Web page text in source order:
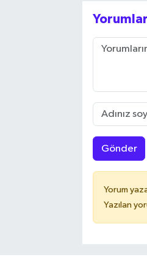
Yorumlar
Gönder
Yorum
Yazılan